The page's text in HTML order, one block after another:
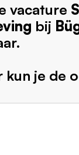
vacature
bij
kun je de